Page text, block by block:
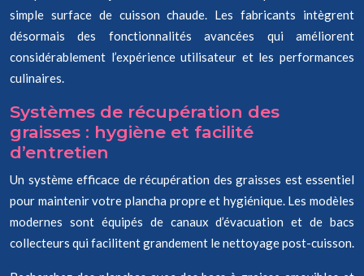
simple surface de cuisson chaude. Les fabricants intègrent
désormais des fonctionnalités avancées qui améliorent
considérablement l’expérience utilisateur et les performances
culinaires.
Systèmes de récupération des
graisses : hygiène et facilité
d’entretien
Un système efficace de récupération des graisses est essentiel
pour maintenir votre plancha propre et hygiénique. Les modèles
modernes sont équipés de canaux d’évacuation et de bacs
collecteurs qui facilitent grandement le nettoyage post-cuisson.